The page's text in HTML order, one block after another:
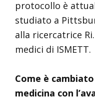
protocollo è
studiato a
alla ricercatrice
medici di ISMETT.
Come è
medicina con